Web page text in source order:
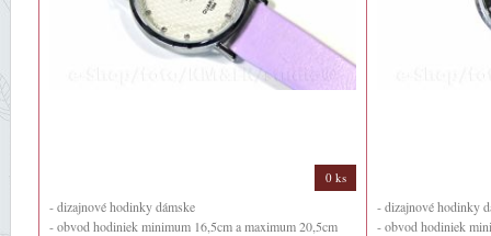
0 ks
- dizajnové hodinky dámske
- obvod hodiniek minimum 16,5cm a maximum 20,5cm
- dizajnové hodinky
- obvod hodiniek